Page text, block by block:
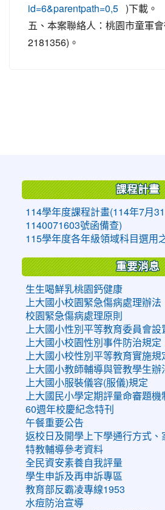
id=6&parentpath=0,5
)下載。
五、本案聯絡人：桃園市童軍
2181356)。
課程計畫
114學年度課程計畫(114年7月
1140071603號函備查)
115學年度各年級領域科目選用
重要消息
生生喝鮮乳桃園鈣健康
上大國小校園緊急傷病處理辦法
校園緊急傷病處理原則
上大國小性別平等教育委員會設
上大國小校園性別事件防治規定
上大國小校性別平等教育實施規
上大國小教師輔導與管教學生辦
上大國小服裝儀容(服儀)規定
上大國民小學定期評量命審題
60週年校慶紀念特刊
午餐重要公告
返校日及開學上下學通行方式、
特教輔導參考資料
全民資安素養自我評量
學生申訴及再申訴專區
教育部反霸凌專線1953
水痘防治宣導